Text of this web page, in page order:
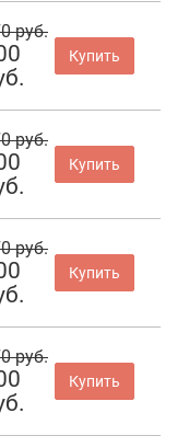
руб.
Купить
руб.
Купить
руб.
Купить
руб.
Купить